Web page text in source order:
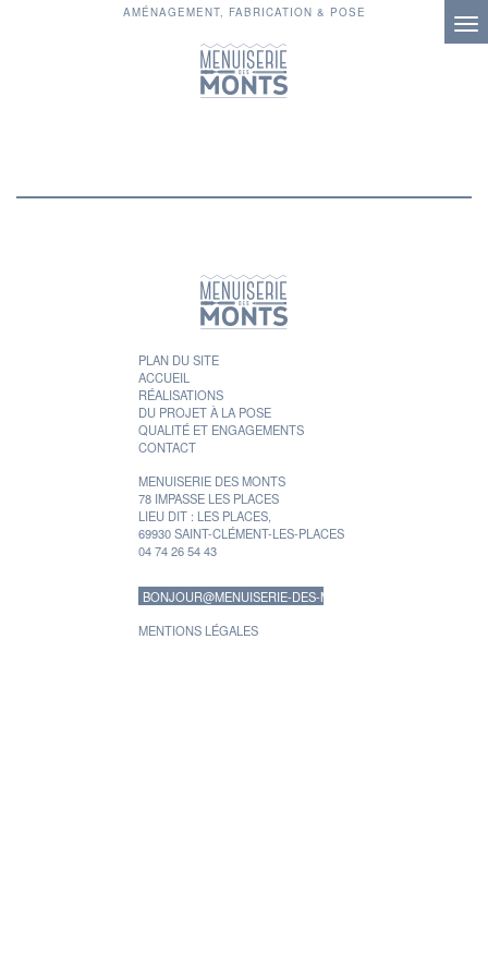
AMÉNAGEMENT, FABRICATION & POSE
PLAN DU SITE
ACCUEIL
RÉALISATIONS
DU PROJET À LA POSE
QUALITÉ ET ENGAGEMENTS
CONTACT
MENUISERIE DES MONTS
78 IMPASSE LES PLACES
LIEU DIT : LES PLACES,
69930 SAINT-CLÉMENT-LES-PLACES
04 74 26 54 43
BONJOUR@MENUISERIE-DES-MONTS.FR
MENTIONS LÉGALES